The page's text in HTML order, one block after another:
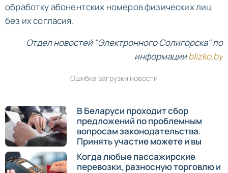
обработку абонентских номеров физических лиц
без их согласия.
Отдел новостей "Электронного Солигорска" по
информацииblizko.by
Ошибка загрузки новости
В Беларуси проходит сбор
предложений по проблемным
вопросам законодательства.
Принять участие можете и вы
Когда любые пассажирские
перевозки, разносную торговлю и